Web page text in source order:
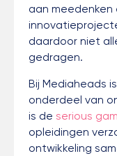
aan meedenken
daardoor niet
gedragen.
Bij Mediaheads is
onderdeel van
is de serious
opleidingen
ontwikkeling